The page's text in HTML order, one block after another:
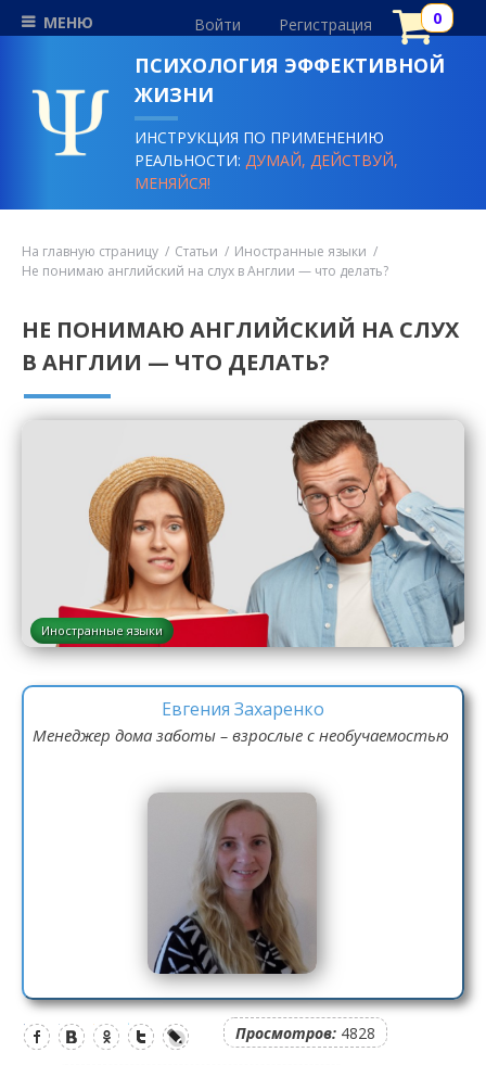
МЕНЮ Войти Регистрация
ПСИХОЛОГИЯ ЭФФЕКТИВНОЙ
ЖИЗНИ
ИНСТРУКЦИЯ ПО ПРИМЕНЕНИЮ
РЕАЛЬНОСТИ:ДУМАЙ, ДЕЙСТВУЙ,
МЕНЯЙСЯ!
На главную страницу Статьи
Иностранные языки
Не понимаю английский на слух в Англии — что делать?
НЕ ПОНИМАЮ АНГЛИЙСКИЙ НА СЛУХ
В АНГЛИИ — ЧТО ДЕЛАТЬ?
Иностранные языки
Евгения Захаренко
Менеджер дома заботы – взрослые с необучаемостью
Просмотров: 4828